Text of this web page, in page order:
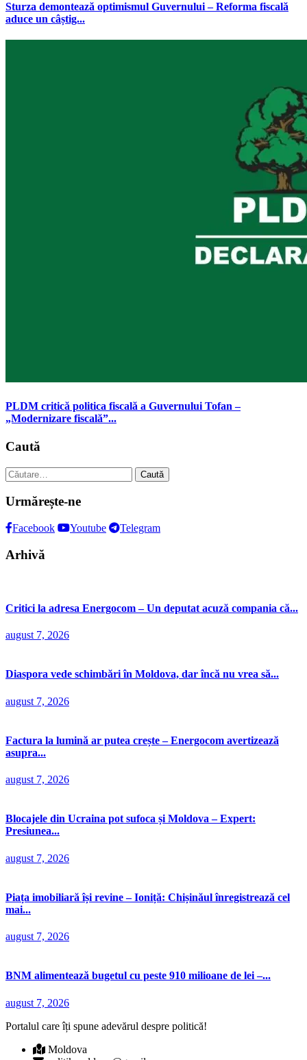
Sturza demontează optimismul Guvernului – Reforma fiscală
aduce un câștig...
PLDM critică politica fiscală a Guvernului Tofan –
„Modernizare fiscală”...
Caută
Caută
după:
Urmărește-ne
Facebook Youtube Telegram
Arhivă
Critici la adresa Energocom – Un deputat acuză compania că...
august 7, 2026
Diaspora vede schimbări în Moldova, dar încă nu vrea să...
august 7, 2026
Factura la lumină ar putea crește – Energocom avertizează
asupra...
august 7, 2026
Blocajele din Ucraina pot sufoca și Moldova – Expert:
Presiunea...
august 7, 2026
Piața imobiliară își revine – Ioniță: Chișinăul înregistrează cel
mai...
august 7, 2026
BNM alimentează bugetul cu peste 910 milioane de lei –...
august 7, 2026
Portalul care îți spune adevărul despre politică!
Moldova